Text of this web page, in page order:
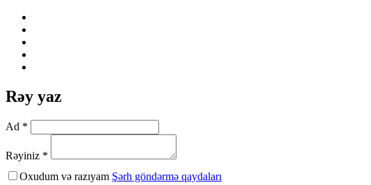
Rəy yaz
Ad *
Rəyiniz *
Oxudum və razıyam Şərh göndərmə qaydaları